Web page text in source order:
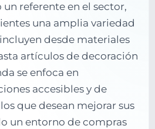
referente en el sector,
una amplia variedad
desde materiales
artículos de decoración
se enfoca en
accesibles y de
que desean mejorar sus
un entorno de compras